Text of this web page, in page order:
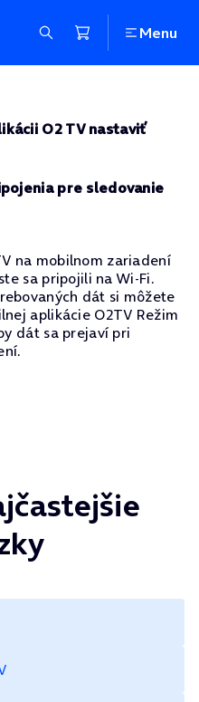
Menu
O2 TV nastaviť
pre sledovanie
na mobilnom zariadení
sa pripojili na Wi-Fi.
dát si môžete
aplikácie O2TV Režim
dát sa prejaví pri